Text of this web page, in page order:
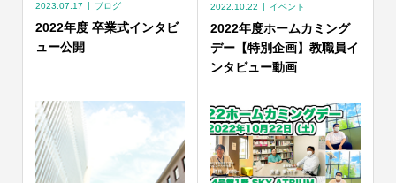
2023.07.17 ブログ
2022年度 卒業式インタビ
ュー公開
2022.10.22 イベント
2022年度ホームカミング
デー【特別企画】教職員イ
ンタビュー動画